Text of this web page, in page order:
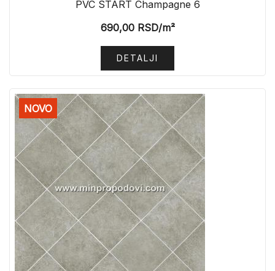
PVC START Champagne 6
690,00RSD/m²
DETALJI
NOVO